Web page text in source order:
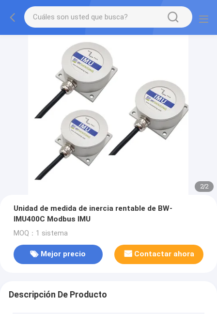
2/2
Unidad de medida de inercia rentable de BW-
IMU400C Modbus IMU
MOQ：1 sistema
Mejor precio Contactar ahora
Descripción De Producto